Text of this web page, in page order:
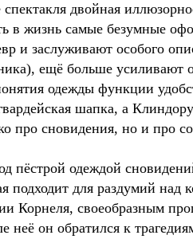
двойная
в жизнь самые безумные
и заслуживают особого
ещё больше усиливают
одежды функции
шапка, а
про сновидения, но и про
пёстрой одеждой
подходит для раздумий
Корнеля, своеобразным
он обратился к